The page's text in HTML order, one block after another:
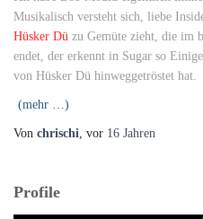
Musikalisch versteht sich, liebe
Hüsker Dü zu Gemüte zieht, die im
endet, der erkennt in Sugar so
von Hüsker Dü hinweggetröstet hat.
(mehr …)
Von chrischi, vor 16 Jahren
Profile